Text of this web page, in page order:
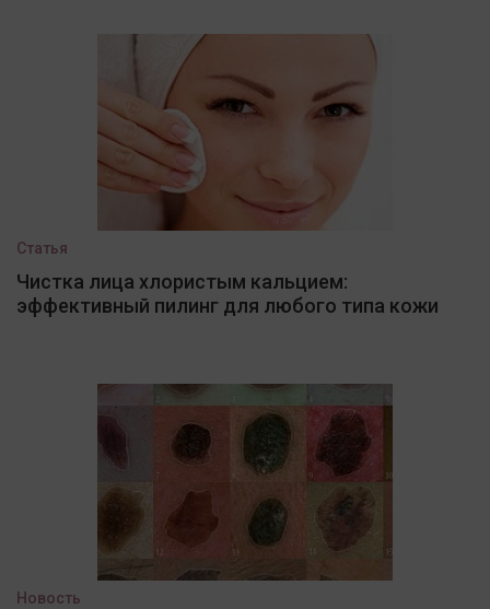
Статья
Чистка лица хлористым кальцием:
эффективный пилинг для любого типа кожи
Новость